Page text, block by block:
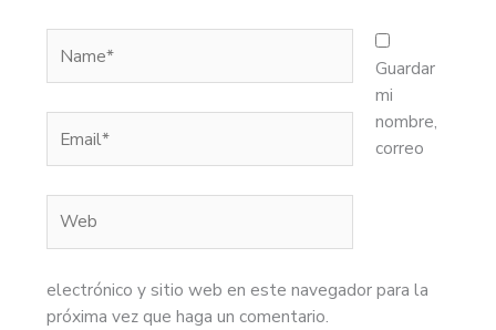
Guardar
mi
nombre,
correo
electrónico y sitio web en este navegador para la
próxima vez que haga un comentario.